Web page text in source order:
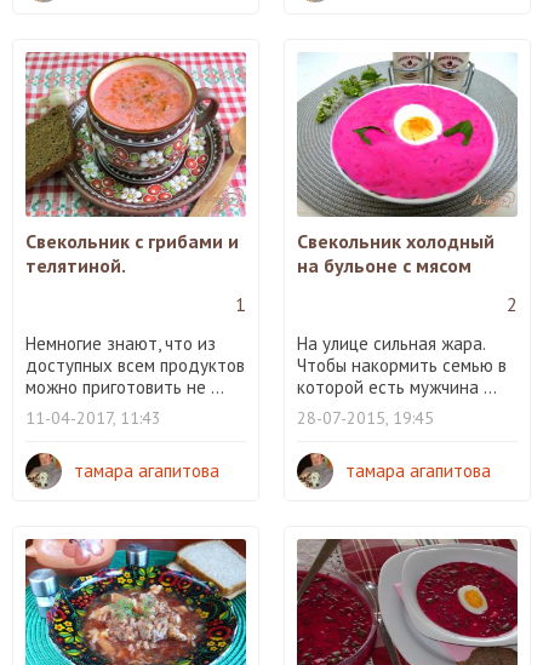
Свекольник с грибами и
телятиной.
1
Немногие знают, что из
доступных всем продуктов
можно приготовить не ...
11-04-2017, 11:43
тамара агапитова
Свекольник холодный
на бульоне с мясом
2
На улице сильная жара.
Чтобы накормить семью в
которой есть мужчина ...
28-07-2015, 19:45
тамара агапитова